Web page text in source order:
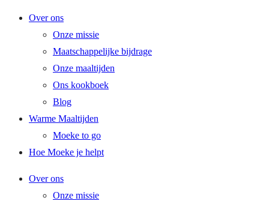
Over ons
Onze missie
Maatschappelijke bijdrage
Onze maaltijden
Ons kookboek
Blog
Warme Maaltijden
Moeke to go
Hoe Moeke je helpt
Over ons
Onze missie